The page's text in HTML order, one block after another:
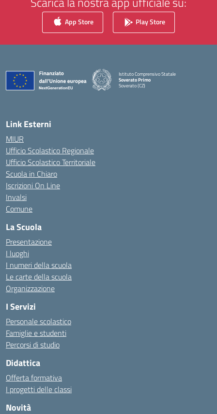
App Store Play Store
Istituto Comprensivo Statale
Soverato Primo
Soverato (CZ)
Link Esterni
MIUR
Ufficio Scolastico Regionale
Ufficio Scolastico Territoriale
Scuola in Chiaro
Iscrizioni On Line
Invalsi
Comune
La Scuola
Presentazione
I luoghi
I numeri della scuola
Le carte della scuola
Organizzazione
I Servizi
Personale scolastico
Famiglie e studenti
Percorsi di studio
Didattica
Offerta formativa
I progetti delle classi
Novità